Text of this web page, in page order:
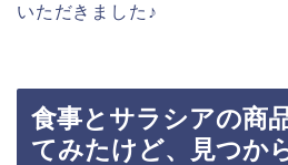
いただきました♪
食事とサラシアの商
てみたけど、見つか